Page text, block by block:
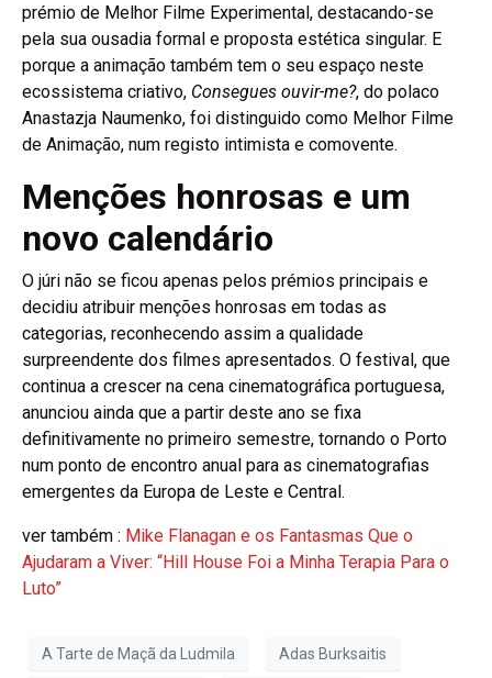
prémio de Melhor Filme Experimental, destacando-se
pela sua ousadia formal e proposta estética singular. E
porque a animação também tem o seu espaço neste
ecossistema criativo, Consegues ouvir-me?, do polaco
Anastazja Naumenko, foi distinguido como Melhor Filme
de Animação, num registo intimista e comovente.
Menções honrosas e um
novo calendário
O júri não se ficou apenas pelos prémios principais e
decidiu atribuir menções honrosas em todas as
categorias, reconhecendo assim a qualidade
surpreendente dos filmes apresentados. O festival, que
continua a crescer na cena cinematográfica portuguesa,
anunciou ainda que a partir deste ano se fixa
definitivamente no primeiro semestre, tornando o Porto
num ponto de encontro anual para as cinematografias
emergentes da Europa de Leste e Central.
ver também : Mike Flanagan e os Fantasmas Que o
Ajudaram a Viver: “Hill House Foi a Minha Terapia Para o
Luto”
A Tarte de Maçã da Ludmila Adas Burksaitis